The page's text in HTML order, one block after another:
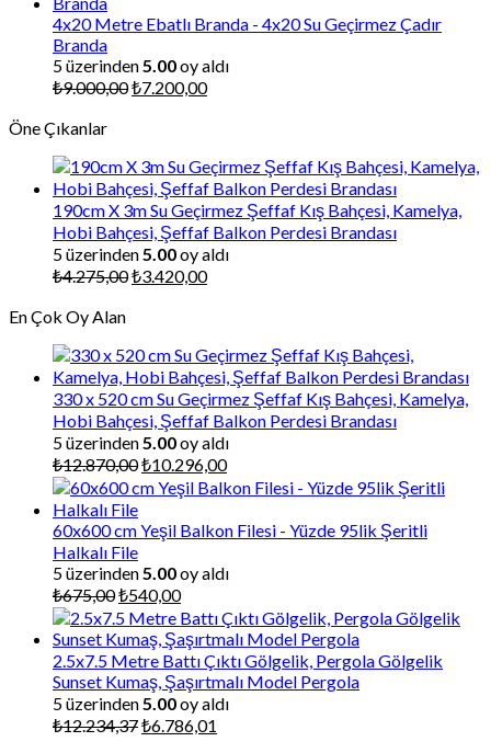
₺252,00.
4x20 Metre Ebatlı Branda - 4x20 Su Geçirmez Çadır
Branda
5 üzerinden 5.00oy aldı
₺9.000,00Orijinal
₺7.200,00Şu
Öne Çıkanlar
190cm X 3m Su Geçirmez Şeffaf Kış Bahçesi, Kamelya,
Hobi Bahçesi, Şeffaf Balkon Perdesi Brandası
5 üzerinden 5.00oy aldı
₺4.275,00Orijinal
₺3.420,00Şu
En Çok Oy Alan
330 x 520 cm Su Geçirmez Şeffaf Kış Bahçesi, Kamelya,
Hobi Bahçesi, Şeffaf Balkon Perdesi Brandası
5 üzerinden 5.00oy aldı
₺12.870,00Orijinal
fiyat:
₺12.870,00.
₺10.296,00Şu
andaki
₺10.296,00.
60x600 cm Yeşil Balkon Filesi - Yüzde 95lik Şeritli
Halkalı File
5 üzerinden 5.00oy aldı
₺675,00Orijinal
fiyat:
₺675,00.
₺540,00Şu
andaki
fiyat:
₺540,00.
2.5x7.5 Metre Battı Çıktı Gölgelik, Pergola Gölgelik
Sunset Kumaş, Şaşırtmalı Model Pergola
5 üzerinden 5.00oy aldı
₺12.234,37Orijinal
₺6.786,01